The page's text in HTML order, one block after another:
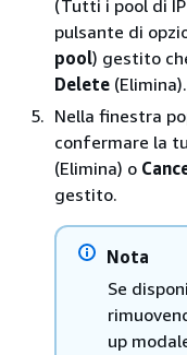
(Tutti i pool di
pulsante di
pool) gestito
Delete (Elimina).
Nella finestra
confermare la
(Elimina) o
gestito.
Nota
Se
up